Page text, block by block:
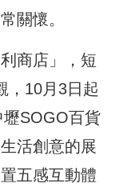
關懷。
商店」，短
，10月3日起
SOGO百貨
活創意的展
五感互動體